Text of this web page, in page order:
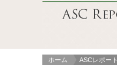
ホーム ASCレポート